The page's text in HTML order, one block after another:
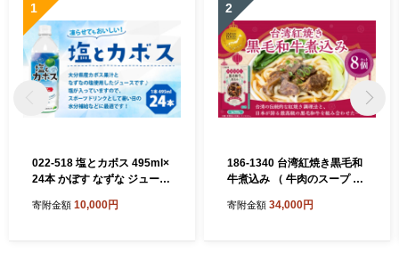
1
022-518 塩とカボス 495ml×
24本 かぼす なずな ジュース
寄附金額 10,000円
2
186-1340 台湾紅焼き黒毛和
牛煮込み （ 牛肉のスープ ）
ク にく 牛肉 牛 黒毛和牛 和
寄附金額 34,000円